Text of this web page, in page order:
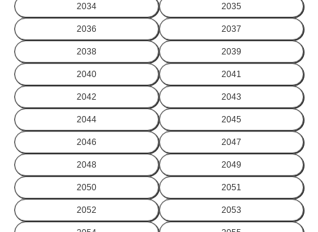
2034 2035
2036 2037
2038 2039
2040 2041
2042 2043
2044 2045
2046 2047
2048 2049
2050 2051
2052 2053